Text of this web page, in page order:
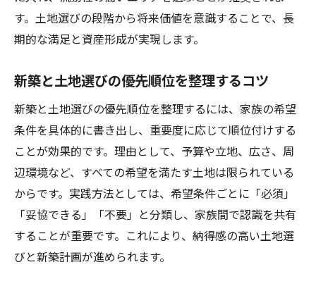
リット
新築の土地探しでハウスメーカーを活用す
ハウスメーカー依頼と新築用地の対応エリ
ア確認
新築土地探しでハウスメーカーのメリット
比較
ハウスメーカー依頼時に新築で失敗しない
方法
土地探しの裏ワザで理想の新築を実現
新築で使える土地探しの裏ワザ実践法
す。土地選びの段階から将来価値を意識することで、長
期的な満足と資産形成が実現します。
新築と土地選びの優先順位を整理するコツ
新築と土地選びの優先順位を整理するには、家族の希望
条件を具体的に書き出し、重要度に応じて順位付けする
ことが効果的です。理由として、予算や立地、広さ、周
辺環境など、すべての希望を満たす土地は限られている
からです。実践方法としては、希望条件ごとに「必須」
「妥協できる」「不要」と分類し、家族間で認識を共有
することが重要です。これにより、納得感の高い土地選
びと新築計画が進められます。